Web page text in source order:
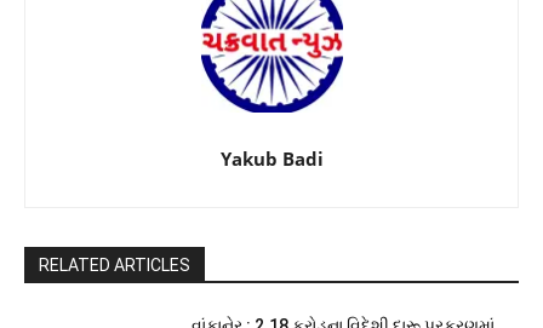
Yakub Badi
RELATED ARTICLES